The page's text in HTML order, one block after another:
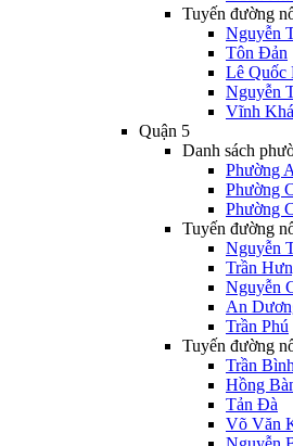
Tuyến đường
Nguyễn
Tôn Đản
Lê Quốc
Nguyễn
Vĩnh
Quận 5
Danh sách
Phường
Phường
Phường
Tuyến đường
Nguyễn
Trần
Nguyễn
An
Trần Phú
Tuyến đường
Trần
Hồng
Tản Đà
Võ Văn